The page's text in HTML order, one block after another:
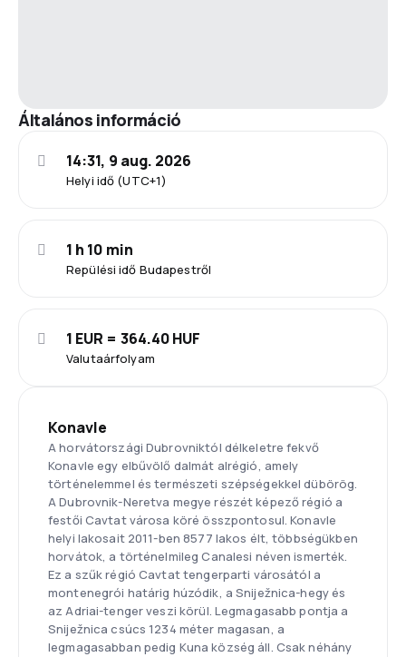
Általános információ
Helyi idő (UTC+1)
14:31, 9 aug. 2026
Repülési idő Budapestről
1 h 10 min
Valutaárfolyam
1 EUR = 364.40 HUF
Konavle
A horvátországi Dubrovniktól délkeletre fekvő
Konavle egy elbűvölő dalmát alrégió, amely
történelemmel és természeti szépségekkel dübörög.
A Dubrovnik-Neretva megye részét képező régió a
festői Cavtat városa köré összpontosul. Konavle
helyi lakosait 2011-ben 8577 lakos élt, többségükben
horvátok, a történelmileg Canalesi néven ismerték.
Ez a szűk régió Cavtat tengerparti városától a
montenegrói határig húzódik, a Sniježnica-hegy és
az Adriai-tenger veszi körül. Legmagasabb pontja a
Sniježnica csúcs 1234 méter magasan, a
legmagasabban pedig Kuna község áll. Csak néhány